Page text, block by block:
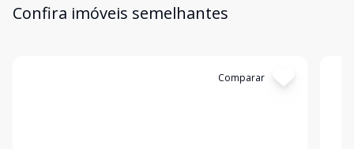
Confira imóveis semelhantes
Comparar